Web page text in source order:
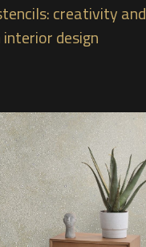
creativity and
design